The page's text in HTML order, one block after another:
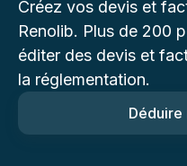
Créez vos devis et
Renolib. Plus de 200
éditer des devis et
la réglementation.
Déduire